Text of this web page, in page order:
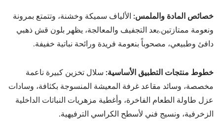
خصائص المادة والملمس:
الألياف سميكة وخشنة، وتتمتع بمرونة
ونعومة ممتازتين.بعد التجفيف والمعالجة، يظهر بلون قش ذهبي
دافئ وطبيعي، مصحوباً بنعومة فريدة ورائحة نباتية خفيفة.
خطوط منتجات التطبيق الأساسية: سلال تخزين كبيرة ناعمة
مخصصة، وسائد مقاعد غرفة المعيشة المنسوجة بكثافة، وسادات
عزل طاولة الطعام الفاخرة، وأغطية مزهريات النباتات الداخلية
الزخرفية، ونسيج فني لأسطح الكراسي الترفيهية.